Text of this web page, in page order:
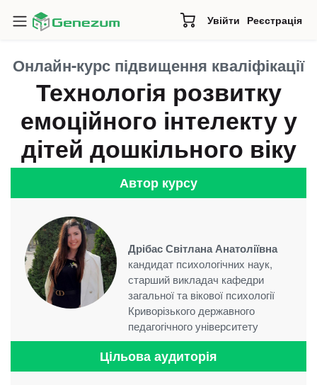
Увійти Реєстрація
Онлайн-курс підвищення кваліфікації
Технологія розвитку
емоційного інтелекту у
дітей дошкільного віку
Автор курсу
Дрібас Світлана Анатоліївна
кандидат психологічних наук,
старший викладач кафедри
загальної та вікової психології
Криворізького державного
педагогічного університету
Цільова аудиторія